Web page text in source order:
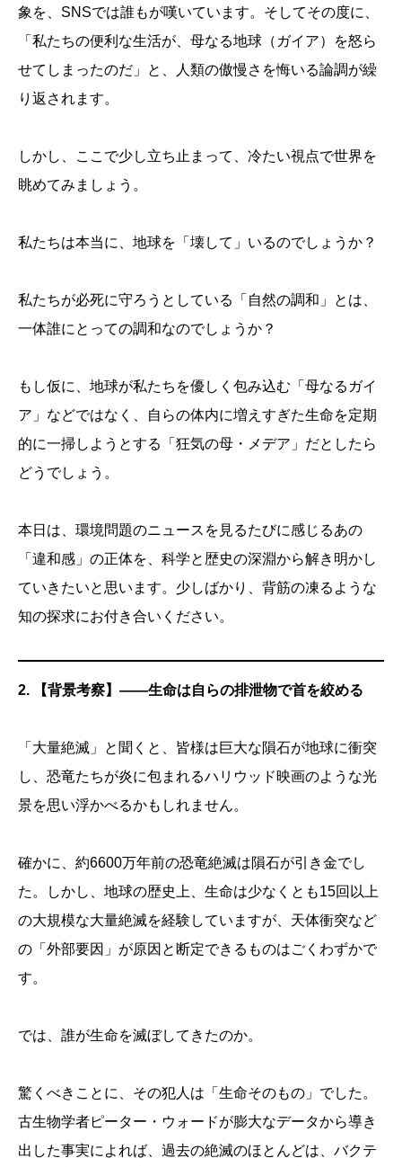
象を、SNSでは誰もが嘆いています。そしてその度に、
「私たちの便利な生活が、母なる地球（ガイア）を怒ら
せてしまったのだ」と、人類の傲慢さを悔いる論調が繰
り返されます。
しかし、ここで少し立ち止まって、冷たい視点で世界を
眺めてみましょう。
私たちは本当に、地球を「壊して」いるのでしょうか？
私たちが必死に守ろうとしている「自然の調和」とは、
一体誰にとっての調和なのでしょうか？
もし仮に、地球が私たちを優しく包み込む「母なるガイ
ア」などではなく、自らの体内に増えすぎた生命を定期
的に一掃しようとする「狂気の母・メデア」だとしたら
どうでしょう。
本日は、環境問題のニュースを見るたびに感じるあの
「違和感」の正体を、科学と歴史の深淵から解き明かし
ていきたいと思います。少しばかり、背筋の凍るような
知の探求にお付き合いください。
2. 【背景考察】——生命は自らの排泄物で首を絞める
「大量絶滅」と聞くと、皆様は巨大な隕石が地球に衝突
し、恐竜たちが炎に包まれるハリウッド映画のような光
景を思い浮かべるかもしれません。
確かに、約6600万年前の恐竜絶滅は隕石が引き金でし
た。しかし、地球の歴史上、生命は少なくとも15回以上
の大規模な大量絶滅を経験していますが、天体衝突など
の「外部要因」が原因と断定できるものはごくわずかで
す。
では、誰が生命を滅ぼしてきたのか。
驚くべきことに、その犯人は「生命そのもの」でした。
古生物学者ピーター・ウォードが膨大なデータから導き
出した事実によれば、過去の絶滅のほとんどは、バクテ